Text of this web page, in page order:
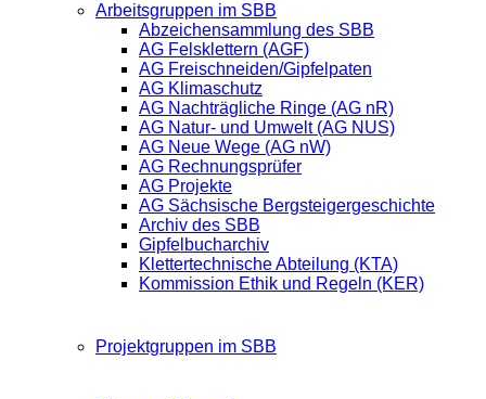
Arbeitsgruppen im SBB
Abzeichensammlung des SBB
AG Felsklettern (AGF)
AG Freischneiden/Gipfelpaten
AG Klimaschutz
AG Nachträgliche Ringe (AG nR)
AG Natur- und Umwelt (AG NUS)
AG Neue Wege (AG nW)
AG Rechnungsprüfer
AG Projekte
AG Sächsische Bergsteigergeschichte
Archiv des SBB
Gipfelbucharchiv
Klettertechnische Abteilung (KTA)
Kommission Ethik und Regeln (KER)
Projektgruppen im SBB